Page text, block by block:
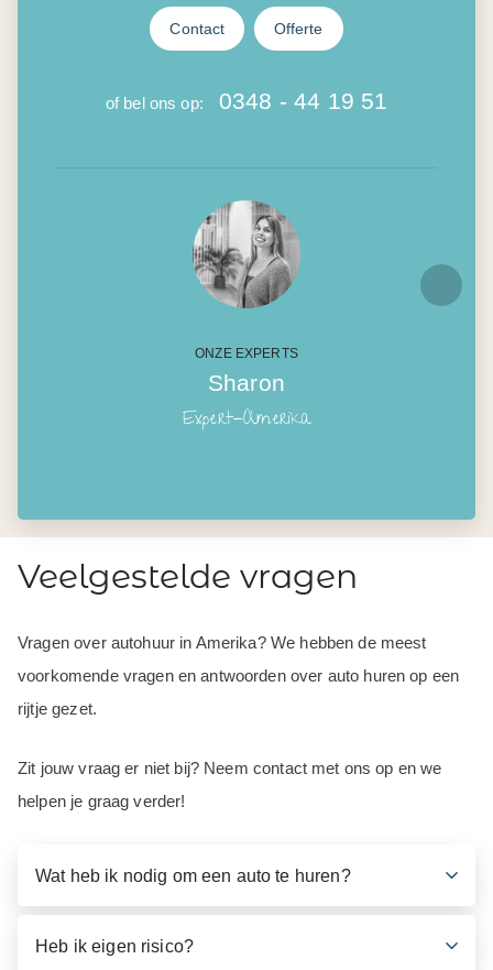
Contact Offerte
of bel ons op: 0348 - 44 19 51
ONZE EXPERTS
Sharon
Expert-Amerika
Veelgestelde vragen
Vragen over autohuur in Amerika? We hebben de meest
voorkomende vragen en antwoorden over auto huren op een
rijtje gezet.
Zit jouw vraag er niet bij? Neem contact met ons op en we
helpen je graag verder!
Wat heb ik nodig om een auto te huren?
Heb ik eigen risico?